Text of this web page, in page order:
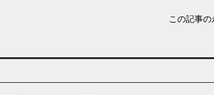
この記事の